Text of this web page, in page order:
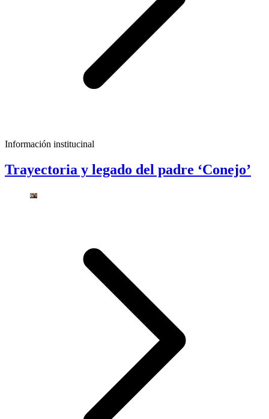
Información institucinal
Trayectoria y legado del padre ‘Conejo’